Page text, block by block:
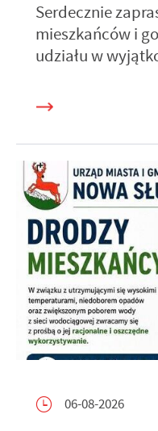
Serdecznie
mieszkańców i
udziału w
06-08-2026